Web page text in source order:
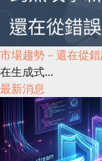
市場趨勢－還在從
在生成式...
最新消息